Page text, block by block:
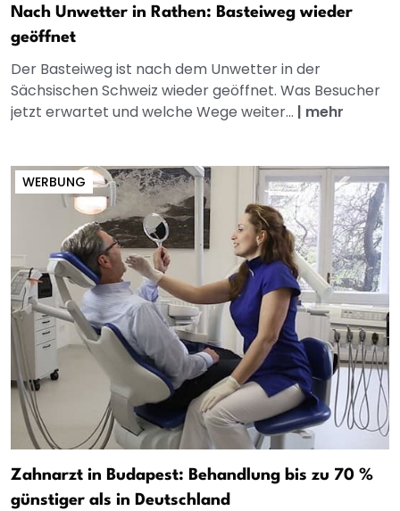
Nach Unwetter in Rathen: Basteiweg wieder
geöffnet
Der Basteiweg ist nach dem Unwetter in der
Sächsischen Schweiz wieder geöffnet. Was Besucher
jetzt erwartet und welche Wege weiter... | mehr
WERBUNG
Zahnarzt in Budapest: Behandlung bis zu 70 %
günstiger als in Deutschland